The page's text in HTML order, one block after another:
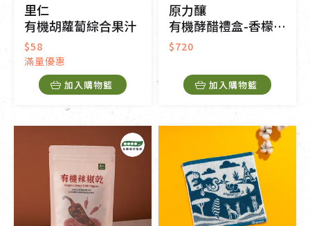
里仁
有機胡蘿蔔綜合果汁
$58
滿量優惠
加入購物籃
原力釀
有機酵醋禮盒-香檬/梅子
$720
加入購物籃